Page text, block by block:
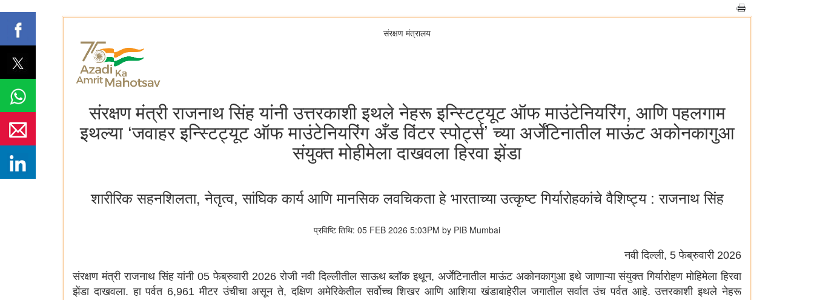
संरक्षण मंत्रालय
संरक्षण मंत्री राजनाथ सिंह यांनी उत्तरकाशी इथले नेहरू इन्स्टिट्यूट ऑफ माउंटेनियरिंग, आणि पहलगाम
इथल्या ‘जवाहर इन्स्टिट्यूट ऑफ माउंटेनियरिंग अँड विंटर स्पोर्ट्स’ च्या अर्जेंटिनातील माऊंट अकोनकागुआ
संयुक्त मोहीमेला दाखवला हिरवा झेंडा
शारीरिक सहनशिलता, नेतृत्व, सांघिक कार्य आणि मानसिक लवचिकता हे भारताच्या उत्कृष्ट गिर्यारोहकांचे वैशिष्ट्य : राजनाथ सिंह
प्रविष्टि तिथि: 05 FEB 2026 5:03PM by PIB Mumbai
नवी दिल्ली, 5 फेब्रुवारी 2026
संरक्षण मंत्री राजनाथ सिंह यांनी 05 फेब्रुवारी 2026 रोजी नवी दिल्लीतील साऊथ ब्लॉक इथून, अर्जेंटिनातील माऊंट अकोनकागुआ इथे जाणाऱ्या संयुक्त गिर्यारोहण मोहिमेला हिरवा
झेंडा दाखवला. हा पर्वत 6,961 मीटर उंचीचा असून ते, दक्षिण अमेरिकेतील सर्वोच्च शिखर आणि आशिया खंडाबाहेरील जगातील सर्वात उंच पर्वत आहे. उत्तरकाशी इथले नेहरू